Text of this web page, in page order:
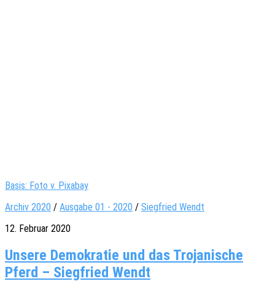
Basis: Foto v. Pixabay
Archiv 2020 / Ausgabe 01 - 2020 / Siegfried Wendt
12. Februar 2020
Unsere Demokratie und das Trojanische
Pferd – Siegfried Wendt